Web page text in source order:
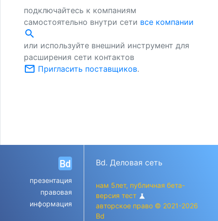
подключайтесь к компаниям
самостоятельно внутри сети все компании
search
или используйте внешний инструмент для
расширения сети контактов
mail_outline Пригласить поставщиков.
презентация
правовая
информация
Bd. Деловая сеть
нам 5лет, публичная бета-
версия тест science
авторское право © 2021-2026
Bd